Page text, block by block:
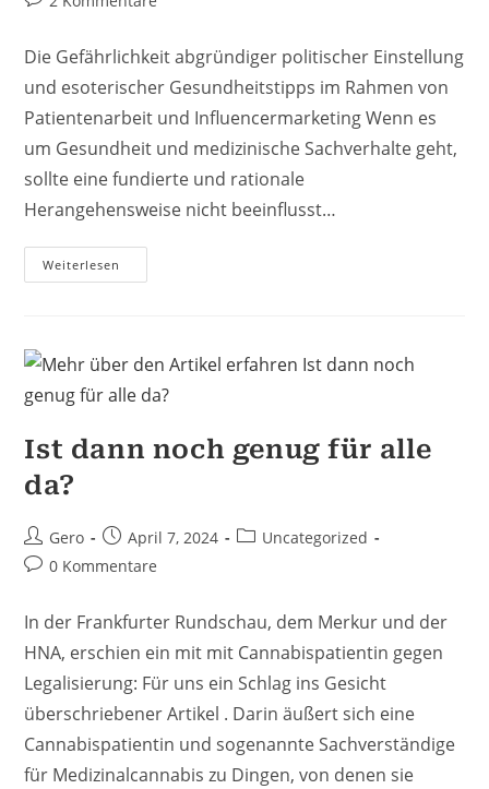
Die Gefährlichkeit abgründiger politischer Einstellung
und esoterischer Gesundheitstipps im Rahmen von
Patientenarbeit und Influencermarketing Wenn es
um Gesundheit und medizinische Sachverhalte geht,
sollte eine fundierte und rationale
Herangehensweise nicht beeinflusst…
Weiterlesen
–
Ist dann noch genug für alle
da?
Beitrags-
Autor:
Gero
Beitrag
veröffentlicht:
April 7, 2024
Beitrags-
Uncategorized
Beitrags-
0 Kommentare
In der Frankfurter Rundschau, dem Merkur und der
HNA, erschien ein mit mit Cannabispatientin gegen
Legalisierung: Für uns ein Schlag ins Gesicht
überschriebener Artikel . Darin äußert sich eine
Cannabispatientin und sogenannte Sachverständige
für Medizinalcannabis zu Dingen, von denen sie